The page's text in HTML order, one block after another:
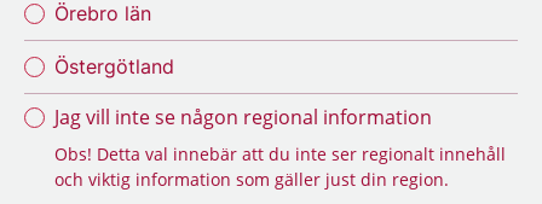
Örebro län
Östergötland
Jag vill inte se någon regional information
Obs! Detta val innebär att du inte ser regionalt innehåll
och viktig information som gäller just din region.